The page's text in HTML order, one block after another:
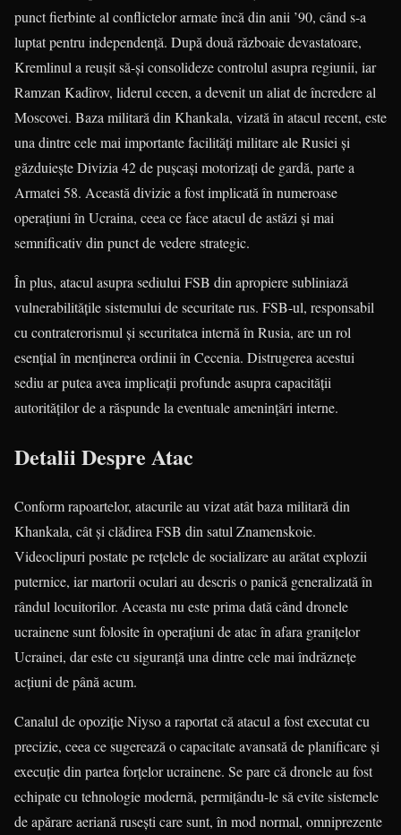
punct fierbinte al conflictelor armate încă din anii ’90, când s-a
luptat pentru independență. După două războaie devastatoare,
Kremlinul a reușit să-și consolideze controlul asupra regiunii, iar
Ramzan Kadîrov, liderul cecen, a devenit un aliat de încredere al
Moscovei. Baza militară din Khankala, vizată în atacul recent, este
una dintre cele mai importante facilități militare ale Rusiei și
găzduiește Divizia 42 de pușcași motorizați de gardă, parte a
Armatei 58. Această divizie a fost implicată în numeroase
operațiuni în Ucraina, ceea ce face atacul de astăzi și mai
semnificativ din punct de vedere strategic.
În plus, atacul asupra sediului FSB din apropiere subliniază
vulnerabilitățile sistemului de securitate rus. FSB-ul, responsabil
cu contraterorismul și securitatea internă în Rusia, are un rol
esențial în menținerea ordinii în Cecenia. Distrugerea acestui
sediu ar putea avea implicații profunde asupra capacității
autorităților de a răspunde la eventuale amenințări interne.
Detalii Despre Atac
Conform rapoartelor, atacurile au vizat atât baza militară din
Khankala, cât și clădirea FSB din satul Znamenskoie.
Videoclipuri postate pe rețelele de socializare au arătat explozii
puternice, iar martorii oculari au descris o panică generalizată în
rândul locuitorilor. Aceasta nu este prima dată când dronele
ucrainene sunt folosite în operațiuni de atac în afara granițelor
Ucrainei, dar este cu siguranță una dintre cele mai îndrăznețe
acțiuni de până acum.
Canalul de opoziție Niyso a raportat că atacul a fost executat cu
precizie, ceea ce sugerează o capacitate avansată de planificare și
execuție din partea forțelor ucrainene. Se pare că dronele au fost
echipate cu tehnologie modernă, permițându-le să evite sistemele
de apărare aeriană rusești care sunt, în mod normal, omniprezente